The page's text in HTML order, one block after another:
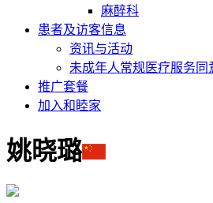
麻醉科
患者及访客信息
资讯与活动
未成年人常规医疗服务同
推广套餐
加入和睦家
姚晓璐